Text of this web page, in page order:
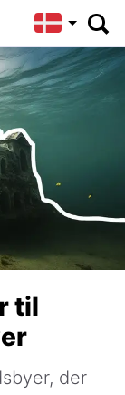
til
der